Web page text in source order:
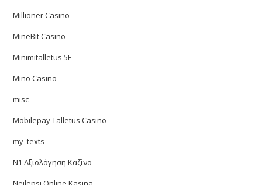
Millioner Casino
MineBit Casino
Minimitalletus 5E
Mino Casino
misc
Mobilepay Talletus Casino
my_texts
N1 Αξιολόγηση Καζίνο